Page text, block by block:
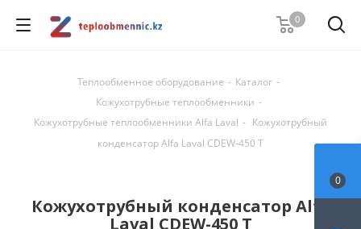
0
Теплообменное оборудование - Каталог -
Кожухотрубные теплообменники -
Кожухотрубные теплообменники Alfa Laval - Кожухотрубный
конденсатор Alfa Laval CDEW-450 T
Кожухотрубный конденсатор Alfa
Laval CDEW-450 T
0